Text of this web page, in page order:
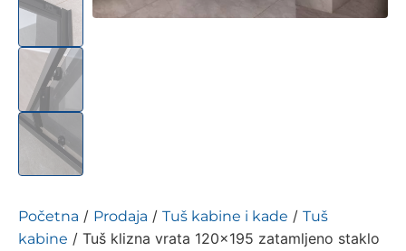
Početna / Prodaja / Tuš kabine i kade / Tuš
kabine / Tuš klizna vrata 120×195 zatamljeno staklo